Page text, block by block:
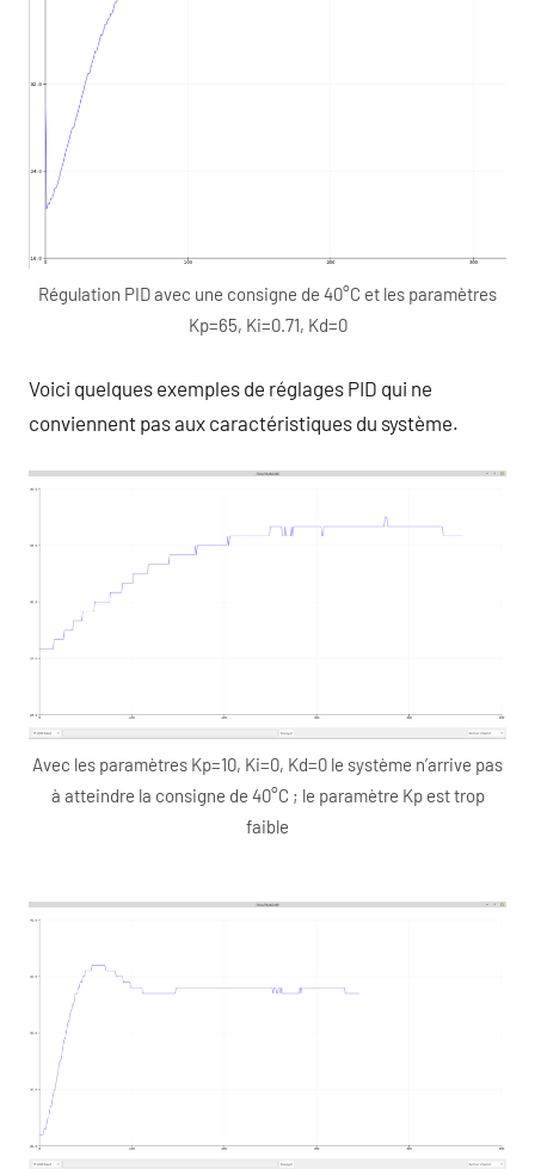
Régulation PID avec une consigne de 40°C et les paramètres
Kp=65, Ki=0.71, Kd=0
Voici quelques exemples de réglages PID qui ne
conviennent pas aux caractéristiques du système.
Avec les paramètres Kp=10, Ki=0, Kd=0 le système n’arrive pas
à atteindre la consigne de 40°C ; le paramètre Kp est trop
faible